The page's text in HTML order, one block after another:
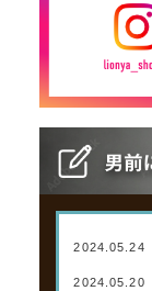
2024.05.24
2024.05.20